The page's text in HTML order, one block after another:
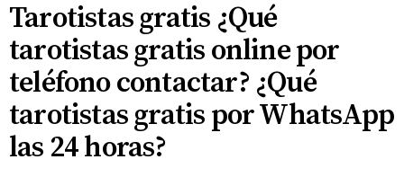
Tarotistas gratis ¿Qué
tarotistas gratis online por
teléfono contactar? ¿Qué
tarotistas gratis por WhatsApp
las 24 horas?